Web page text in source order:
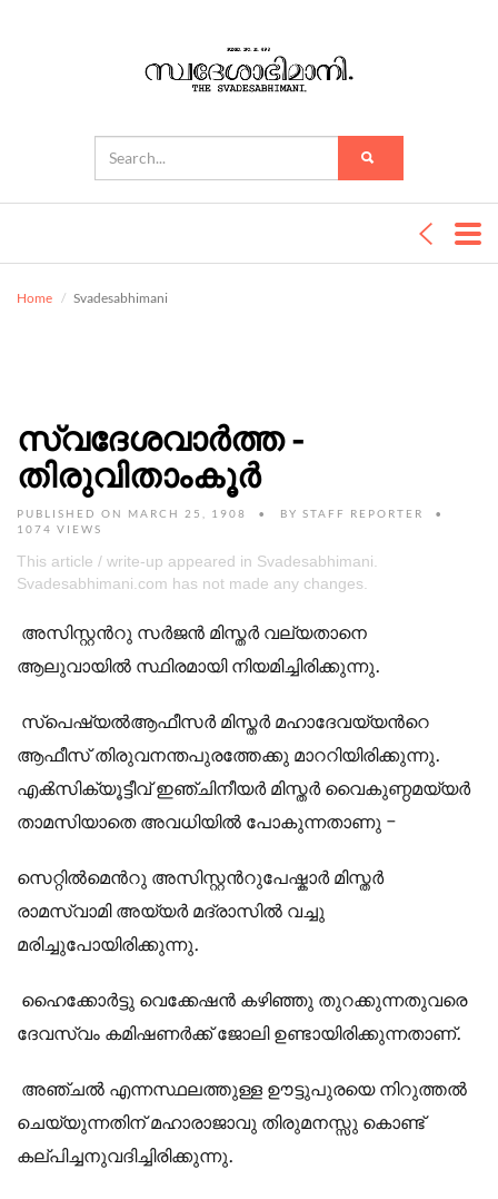
Home Svadesabhimani
സ്വദേശവാർത്ത -
തിരുവിതാംകൂർ
PUBLISHED ON MARCH 25, 1908 BY STAFF REPORTER
1074 VIEWS
This article / write-up appeared in Svadesabhimani.
Svadesabhimani.com has not made any changes.
അസിസ്റ്റന്‍റു സര്‍ജന്‍ മിസ്തര്‍ വല്യതാനെ
ആലുവായില്‍ സ്ഥിരമായി നിയമിച്ചിരിക്കുന്നു.
സ്പെഷ്യല്‍ആഫീസര്‍ മിസ്തര്‍ മഹാദേവയ്യന്‍റെ
ആഫീസ് തിരുവനന്തപുരത്തേക്കു മാററിയിരിക്കുന്നു.
എക്‍സിക്യൂട്ടീവ് ഇഞ്ചിനീയര്‍ മിസ്തര്‍ വൈകുണ്ഠമയ്യര്‍
താമസിയാതെ അവധിയില്‍ പോകുന്നതാണു -
സെറ്റില്‍മെന്‍റു അസിസ്റ്റന്‍റുപേഷ്കാര്‍ മിസ്തര്‍
രാമസ്വാമി അയ്യര്‍ മദ്രാസില്‍ വച്ചു
മരിച്ചുപോയിരിക്കുന്നു.
ഹൈക്കോര്‍ട്ടു വെക്കേഷന്‍ കഴിഞ്ഞു തുറക്കുന്നതുവരെ
ദേവസ്വം കമിഷണര്‍ക്ക് ജോലി ഉണ്ടായിരിക്കുന്നതാണ്.
അഞ്ചല്‍ എന്നസ്ഥലത്തുള്ള ഊട്ടുപുരയെ നിറുത്തല്‍
ചെയ്യുന്നതിന് മഹാരാജാവു തിരുമനസ്സു കൊണ്ട്
കല്പിച്ചനുവദിച്ചിരിക്കുന്നു.